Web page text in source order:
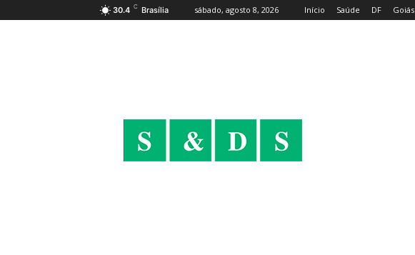
30.4 C Brasília sábado, agosto 8, 2026 Início Saúde DF Goiás